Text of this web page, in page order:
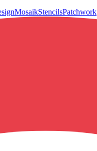
MosaikStencilsPatchwork